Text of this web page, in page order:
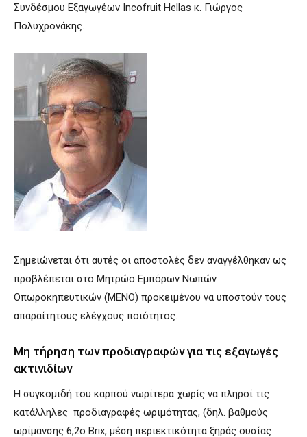
Συνδέσμου Εξαγωγέων Incofruit Hellas κ. Γιώργος
Πολυχρονάκης.
Σημειώνεται ότι αυτές οι αποστολές δεν αναγγέλθηκαν ως
προβλέπεται στο Μητρώο Εμπόρων Νωπών
Οπωροκηπευτικών (ΜΕΝΟ) προκειμένου να υποστούν τους
απαραίτητους ελέγχους ποιότητος.
Μη τήρηση των προδιαγραφών για τις εξαγωγές
ακτινιδίων
Η συγκομιδή του καρπού νωρίτερα χωρίς να πληροί τις
κατάλληλες προδιαγραφές ωριμότητας, (δηλ. βαθμούς
ωρίμανσης 6,2ο Brix, μέση περιεκτικότητα ξηράς ουσίας